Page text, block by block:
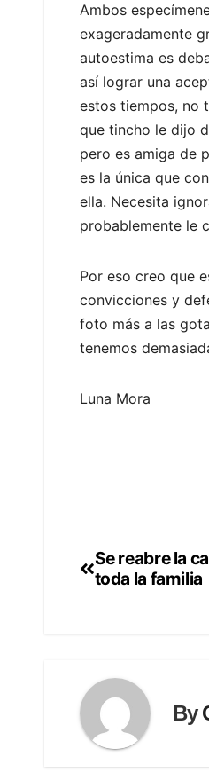
Ambos
exageradamente
autoestima es
así lograr una
estos tiempos, no
que tincho le dijo
pero es amiga de
es la única que
ella. Necesita
probablemente le
Por eso creo que
convicciones y
foto más a las
tenemos
Luna Mora
Se reabre la
toda la familia
By